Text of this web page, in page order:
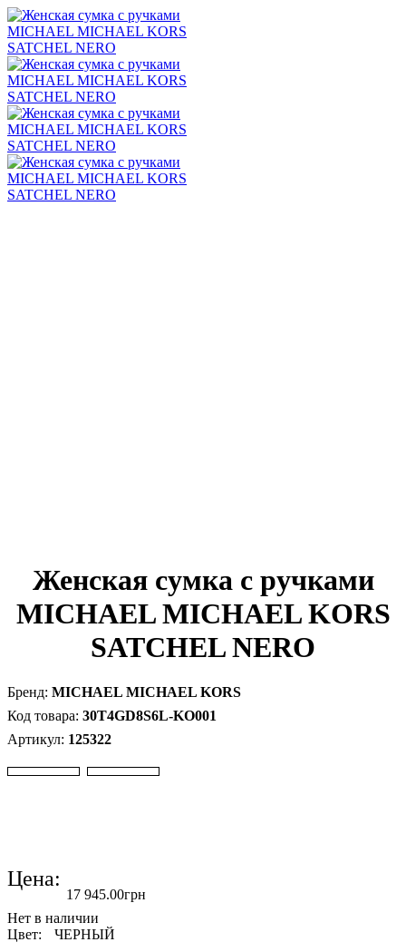
Женская сумка с ручками
MICHAEL MICHAEL KORS
SATCHEL NERO
MICHAEL MICHAEL KORS
30T4GD8S6L-KO001
125322
Цена:
17 945.00грн
Цвет:
ЧЕРНЫЙ